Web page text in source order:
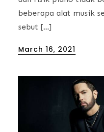
beberapa alat musik
sebut […]
Posted
March 16, 2021